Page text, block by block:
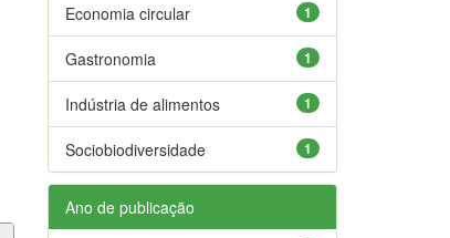
1
Economia circular
1
Gastronomia
1
Indústria de alimentos
1
Sociobiodiversidade
Ano de publicação